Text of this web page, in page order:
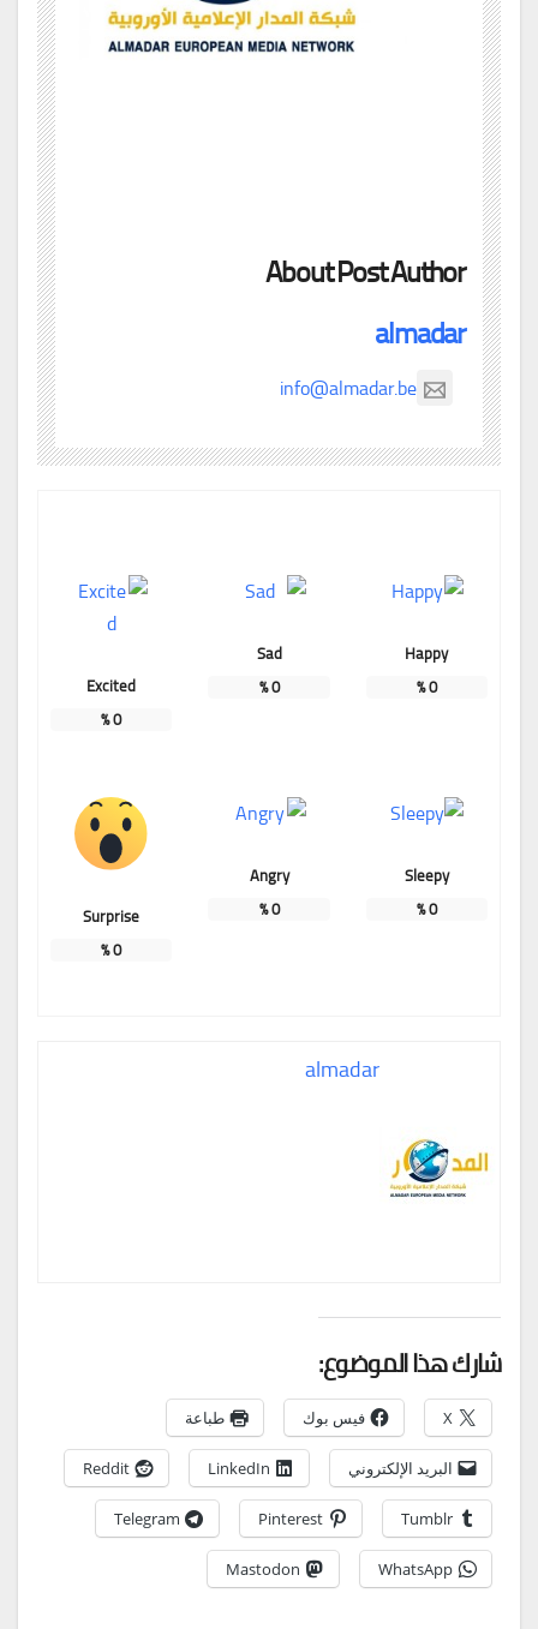
About Post Author
almadar
info@almadar.be
Happy
0
%
Sad
0
%
Excited
0
%
Sleepy
0
%
Angry
0
%
Surprise
0
%
almadar
شارك هذا الموضوع:
X فيس بوك طباعة
البريد الإلكتروني LinkedIn
Reddit
Tumblr
Pinterest
Telegram
WhatsApp
Mastodon